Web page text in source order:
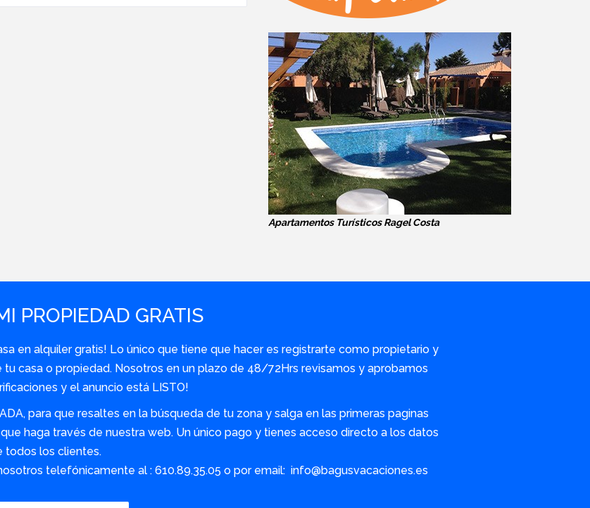
Apartamentos Turísticos Ragel Costa
PROPIEDAD GRATIS
en alquiler gratis! Lo único que tiene que hacer es registrarte como propietario y
casa o propiedad. Nosotros en un plazo de 48/72Hrs revisamos y aprobamos
y el anuncio está LISTO!
para que resaltes en la búsqueda de tu zona y salga en las primeras paginas
haga través de nuestra web. Un único pago y tienes acceso directo a los datos
todos los clientes.
telefónicamente al : 610.89.35.05 o por email: info@bagusvacaciones.es